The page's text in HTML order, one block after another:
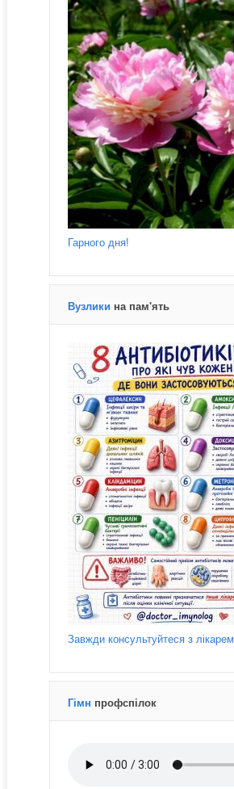
Гарного дня!
Вузлики на пам'ять
Завжди консультуйтеся з лікарем
Гімн профспілок